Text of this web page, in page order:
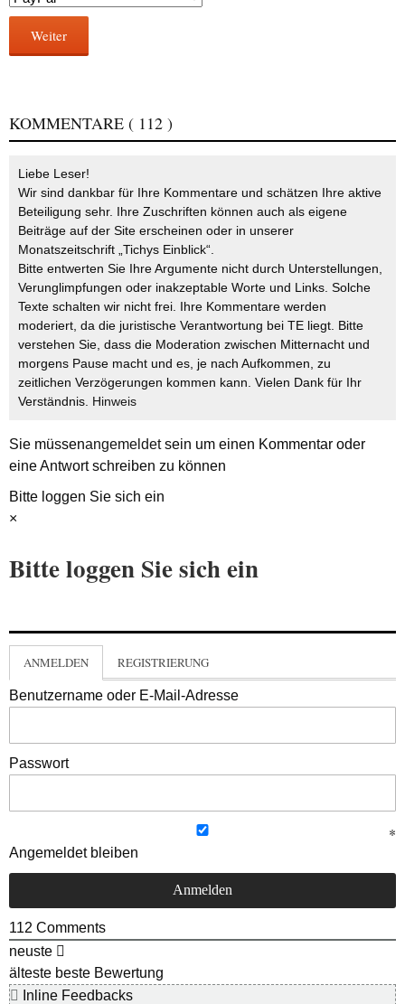
Weiter
KOMMENTARE ( 112 )
Liebe Leser!
Wir sind dankbar für Ihre Kommentare und schätzen Ihre aktive
Beteiligung sehr. Ihre Zuschriften können auch als eigene
Beiträge auf der Site erscheinen oder in unserer
Monatszeitschrift „Tichys Einblick“.
Bitte entwerten Sie Ihre Argumente nicht durch Unterstellungen,
Verunglimpfungen oder inakzeptable Worte und Links. Solche
Texte schalten wir nicht frei. Ihre Kommentare werden
moderiert, da die juristische Verantwortung bei TE liegt. Bitte
verstehen Sie, dass die Moderation zwischen Mitternacht und
morgens Pause macht und es, je nach Aufkommen, zu
zeitlichen Verzögerungen kommen kann. Vielen Dank für Ihr
Verständnis. Hinweis
Sie müssenangemeldetsein um einen Kommentar oder
eine Antwort schreiben zu können
Bitte loggen Sie sich ein
×
Bitte loggen Sie sich ein
ANMELDEN REGISTRIERUNG
Benutzername oder E-Mail-Adresse
Passwort
Angemeldet bleiben
112 Comments
neuste
älteste beste Bewertung
Inline Feedbacks